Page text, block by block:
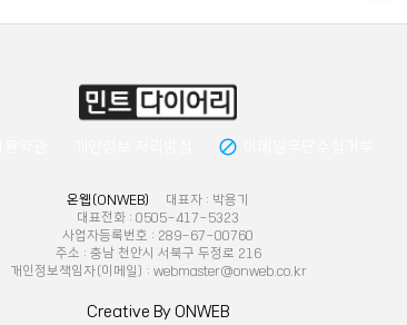
block
온웹(ONWEB)
대표자 : 박용기
대표전화 : 0505-417-5323
사업자등록번호 : 289-67-00760
주소 : 충남 천안시 서북구 두정로 216
개인정보책임자(이메일) : webmaster@onweb.co.kr
Creative By ONWEB